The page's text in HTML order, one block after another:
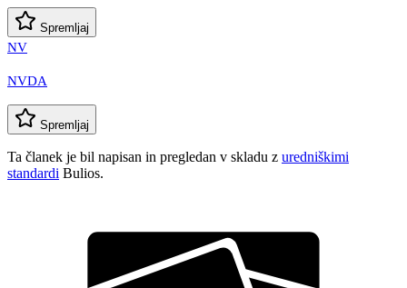
Spremljaj
NV
NVDA
Spremljaj
Ta članek je bil napisan in pregledan v skladu z uredniškimi
standardi Bulios.